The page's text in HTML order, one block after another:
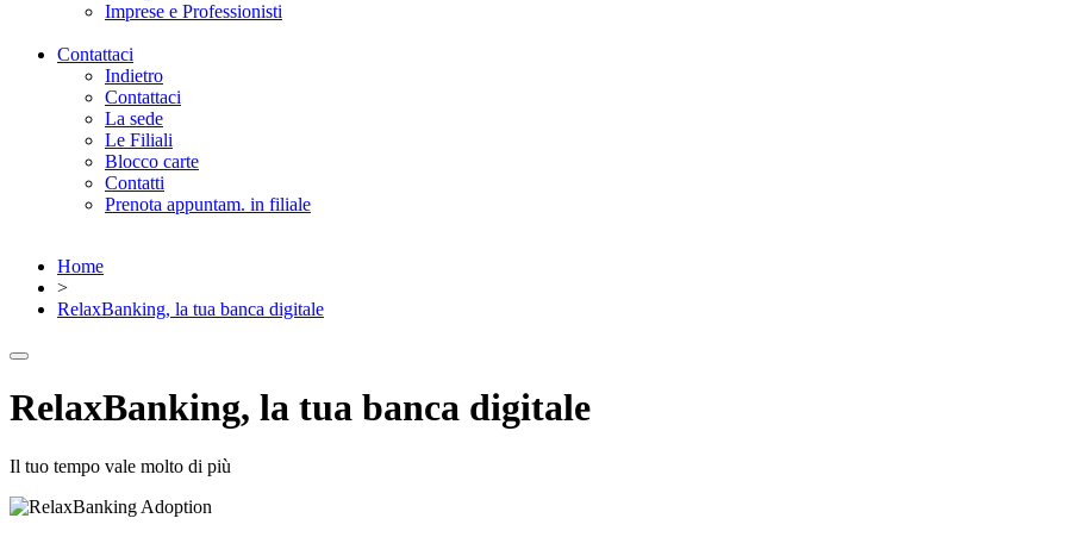
Imprese e Professionisti
Contattaci
Indietro
Contattaci
La sede
Le Filiali
Blocco carte
Contatti
Prenota appuntam. in filiale
Home
>
RelaxBanking, la tua banca digitale
RelaxBanking, la tua banca digitale
Il tuo tempo vale molto di più